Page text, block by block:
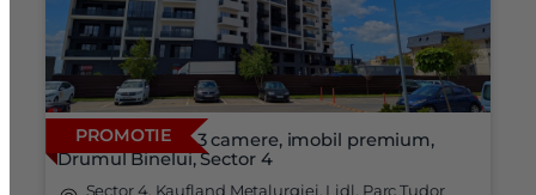
PROMOTIE
Apartament cu 3 camere, imobil premium,
Drumul Binelui, Sector 4
Sector 4, Kaufland Metalurgiei, Lidl, Parc Tudor